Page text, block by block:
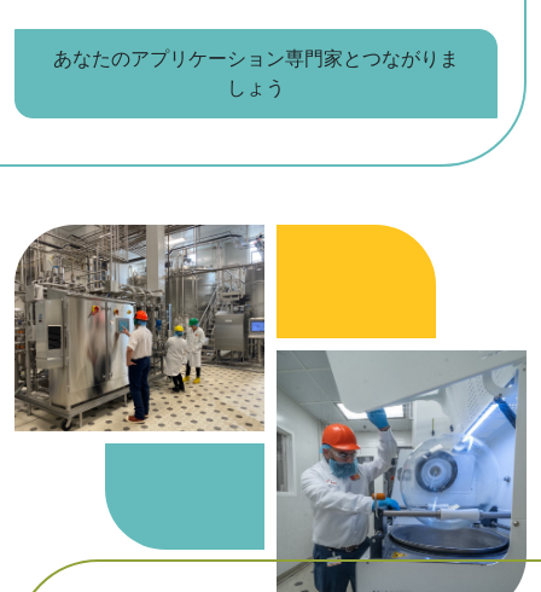
あなたのアプリケーション専門家とつながりま
しょう